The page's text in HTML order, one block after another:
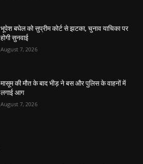
भूपेश बघेल को सुप्रीम कोर्ट से झटका, चुनाव याचिका पर
होगी सुनवाई
August 7, 2026
मासूम की मौत के बाद भीड़ ने बस और पुलिस के वाहनों में
लगाई आग
August 7, 2026